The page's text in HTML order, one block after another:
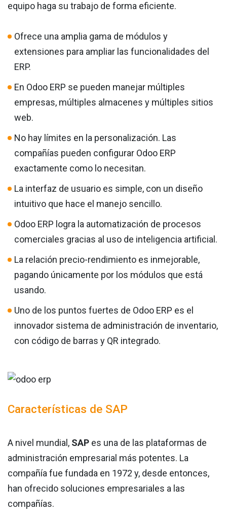
equipo haga su trabajo de forma eficiente.
Ofrece una amplia gama de módulos y
extensiones para ampliar las funcionalidades del
ERP.
En Odoo ERP se pueden manejar múltiples
empresas, múltiples almacenes y múltiples sitios
web.
No hay límites en la personalización. Las
compañías pueden configurar Odoo ERP
exactamente como lo necesitan.
La interfaz de usuario es simple, con un diseño
intuitivo que hace el manejo sencillo.
Odoo ERP logra la automatización de procesos
comerciales gracias al uso de inteligencia artificial.
La relación precio-rendimiento es inmejorable,
pagando únicamente por los módulos que está
usando.
Uno de los puntos fuertes de Odoo ERP es el
innovador sistema de administración de inventario,
con código de barras y QR integrado.
Características de SAP
A nivel mundial, SAP es una de las plataformas de
administración empresarial más potentes. La
compañía fue fundada en 1972 y, desde entonces,
han ofrecido soluciones empresariales a las
compañías.